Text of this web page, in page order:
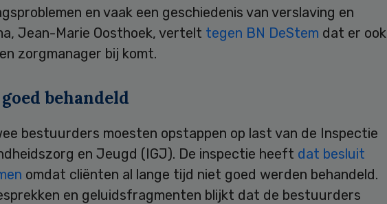
en vaak een geschiedenis van verslaving en
Jean-Marie Oosthoek, vertelt tegen BN DeStem dat er ook
zorgmanager bij komt.
behandeld
bestuurders moesten opstappen op last van de Inspectie
en Jeugd (IGJ). De inspectie heeft dat besluit
omdat cliënten al lange tijd niet goed werden behandeld.
en geluidsfragmenten blijkt dat de bestuurders